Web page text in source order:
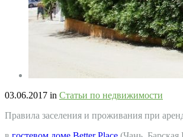
03.06.2017 in Статьи по недвижимости
Правила заселения и проживания при